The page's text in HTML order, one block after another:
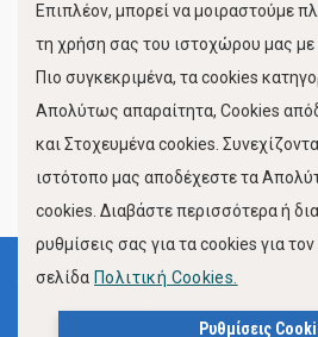
FOLLOW US
Όροι Χρήσης
Πολιτική Προστασίας
Επιπλέον, μπορεί να μοιραστούμε
τη χρήση σας του ιστοχώρου μας με
Πιο συγκεκριμένα, τα cookies
Απολύτως απαραίτητα, Cookies
και Στοχευμένα cookies.
ιστότοπο μας αποδέχεστε τα
cookies. Διαβάστε περισσότερα ή
ρυθμίσεις σας για τα cookies για
σελίδα Πολιτική Cookies.
Ρυθμίσεις